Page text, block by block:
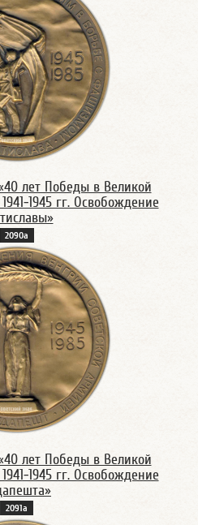
лет Победы в Великой
1945 гг. Освобождение
2090а
лет Победы в Великой
1945 гг. Освобождение
2091а